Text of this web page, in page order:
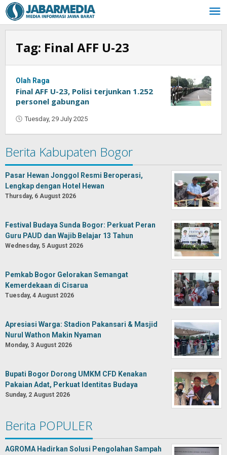
Skip
to
content
Tag: Final AFF U-23
Olah Raga
Final AFF U-23, Polisi terjunkan 1.252
personel gabungan
Tuesday, 29 July 2025
Berita Kabupaten Bogor
Pasar Hewan Jonggol Resmi Beroperasi,
Lengkap dengan Hotel Hewan
Thursday, 6 August 2026
Festival Budaya Sunda Bogor: Perkuat Peran
Guru PAUD dan Wajib Belajar 13 Tahun
Wednesday, 5 August 2026
Pemkab Bogor Gelorakan Semangat
Kemerdekaan di Cisarua
Tuesday, 4 August 2026
Apresiasi Warga: Stadion Pakansari & Masjid
Nurul Wathon Makin Nyaman
Monday, 3 August 2026
Bupati Bogor Dorong UMKM CFD Kenakan
Pakaian Adat, Perkuat Identitas Budaya
Sunday, 2 August 2026
Berita POPULER
AGROMA Hadirkan Solusi Pengolahan Sampah